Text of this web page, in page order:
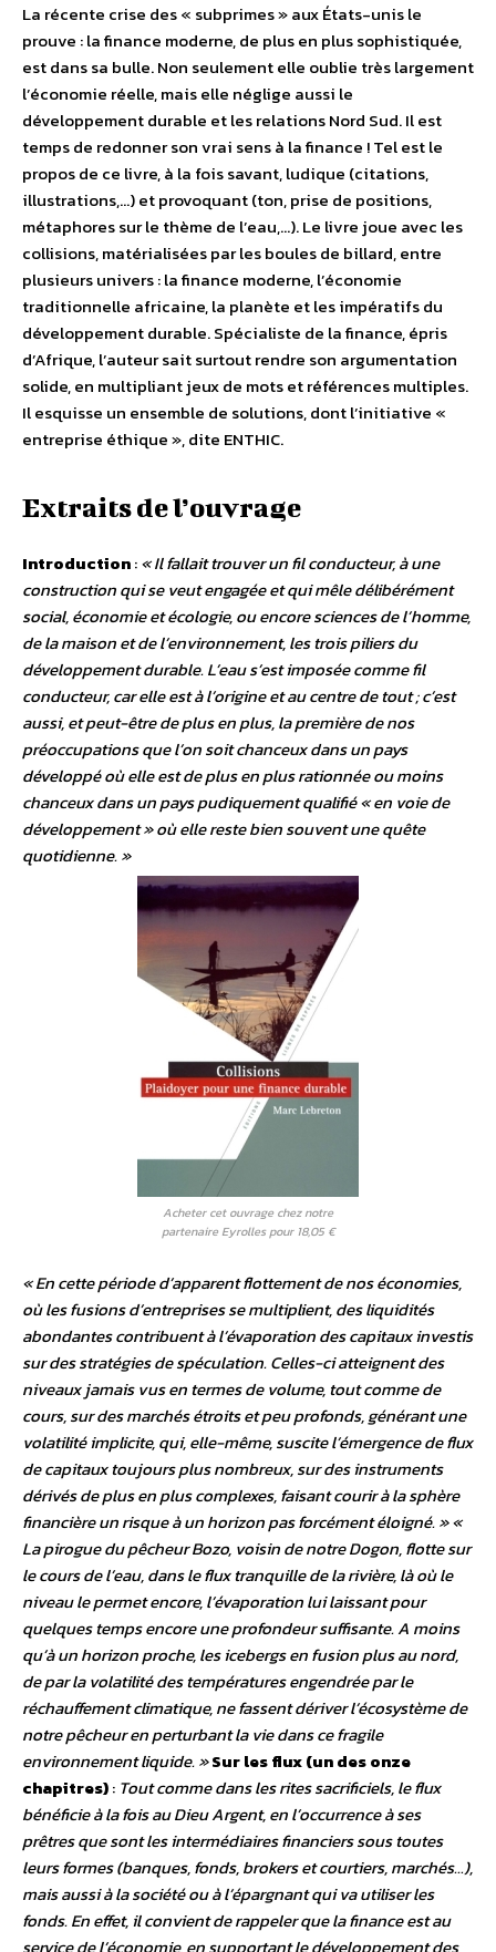
La récente crise des « subprimes » aux États-unis le
prouve : la finance moderne, de plus en plus sophistiquée,
est dans sa bulle. Non seulement elle oublie très largement
l’économie réelle, mais elle néglige aussi le
développement durable et les relations Nord Sud. Il est
temps de redonner son vrai sens à la finance ! Tel est le
propos de ce livre, à la fois savant, ludique (citations,
illustrations,…) et provoquant (ton, prise de positions,
métaphores sur le thème de l’eau,…). Le livre joue avec les
collisions, matérialisées par les boules de billard, entre
plusieurs univers : la finance moderne, l’économie
traditionnelle africaine, la planète et les impératifs du
développement durable. Spécialiste de la finance, épris
d’Afrique, l’auteur sait surtout rendre son argumentation
solide, en multipliant jeux de mots et références multiples.
Il esquisse un ensemble de solutions, dont l’initiative «
entreprise éthique », dite ENTHIC.
Extraits de l’ouvrage
Introduction:« Il fallait trouver un fil conducteur, à une
construction qui se veut engagée et qui mêle délibérément
social, économie et écologie, ou encore sciences de l’homme,
de la maison et de l’environnement, les trois piliers du
développement durable. L’eau s’est imposée comme fil
conducteur, car elle est à l’origine et au centre de tout ; c’est
aussi, et peut-être de plus en plus, la première de nos
préoccupations que l’on soit chanceux dans un pays
développé où elle est de plus en plus rationnée ou moins
chanceux dans un pays pudiquement qualifié « en voie de
développement » où elle reste bien souvent une quête
quotidienne. »
Acheter cet ouvrage chez notre
partenaire Eyrolles pour 18,05 €
« En cette période d’apparent flottement de nos économies,
où les fusions d’entreprises se multiplient, des liquidités
abondantes contribuent à l’évaporation des capitaux investis
sur des stratégies de spéculation. Celles-ci atteignent des
niveaux jamais vus en termes de volume, tout comme de
cours, sur des marchés étroits et peu profonds, générant une
volatilité implicite, qui, elle-même, suscite l’émergence de flux
de capitaux toujours plus nombreux, sur des instruments
dérivés de plus en plus complexes, faisant courir à la sphère
financière un risque à un horizon pas forcément éloigné. » «
La pirogue du pêcheur Bozo, voisin de notre Dogon, flotte sur
le cours de l’eau, dans le flux tranquille de la rivière, là où le
niveau le permet encore, l’évaporation lui laissant pour
quelques temps encore une profondeur suffisante. A moins
qu’à un horizon proche, les icebergs en fusion plus au nord,
de par la volatilité des températures engendrée par le
réchauffement climatique, ne fassent dériver l’écosystème de
notre pêcheur en perturbant la vie dans ce fragile
environnement liquide. »Sur les flux (un des onze
chapitres): Tout comme dans les rites sacrificiels, le flux
bénéficie à la fois au Dieu Argent, en l’occurrence à ses
prêtres que sont les intermédiaires financiers sous toutes
leurs formes (banques, fonds, brokers et courtiers, marchés…),
mais aussi à la société ou à l’épargnant qui va utiliser les
fonds. En effet, il convient de rappeler que la finance est au